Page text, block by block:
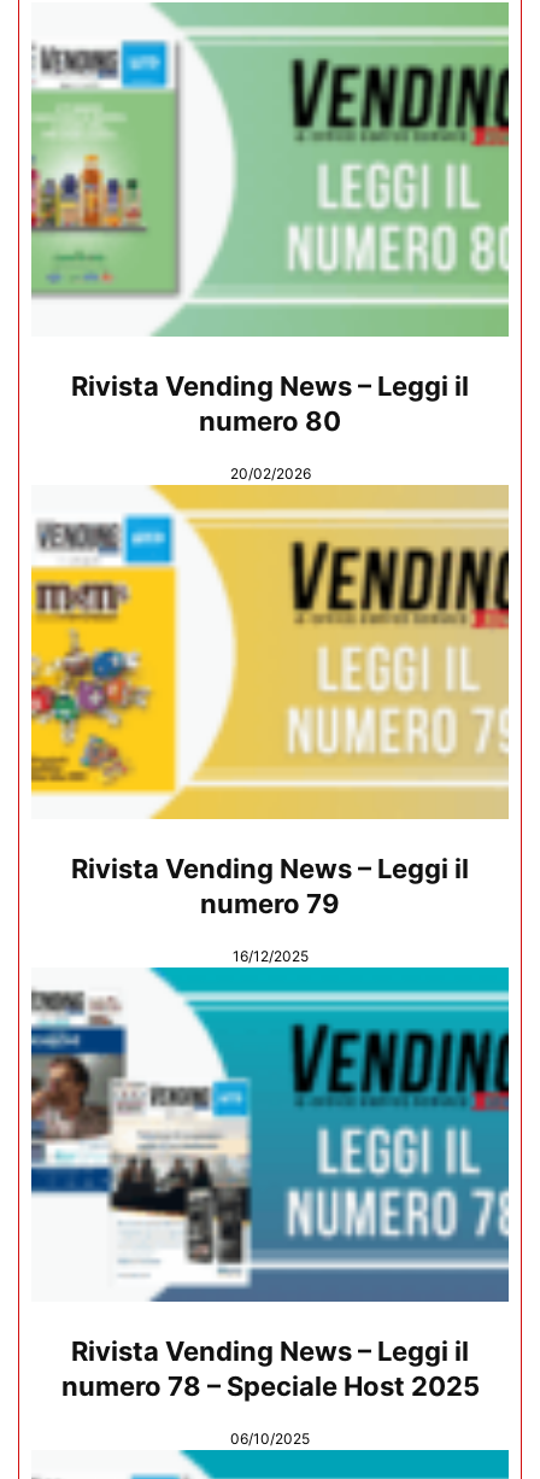
Rivista Vending News – Leggi il
numero 80
20/02/2026
Rivista Vending News – Leggi il
numero 79
16/12/2025
Rivista Vending News – Leggi il
numero 78 – Speciale Host 2025
06/10/2025